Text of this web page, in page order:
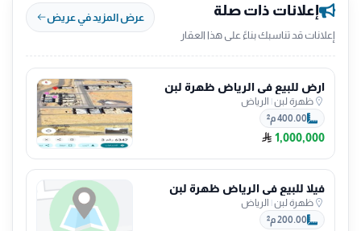
إعلانات ذات صلة
إعلانات قد تناسبك بناءً على هذا العقار
عرض المزيد في عريض
ارض للبيع في الرياض ظهرة لبن
ظهرة لبن| الرياض
400.00 م²
1,000,000
فيلا للبيع في الرياض ظهرة لبن
ظهرة لبن| الرياض
200.00 م²